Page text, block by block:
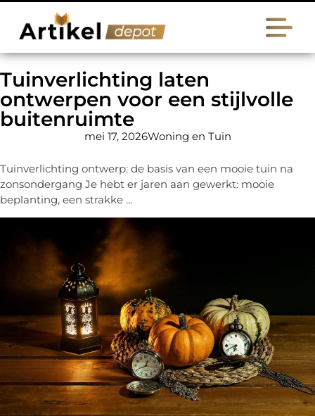
Tuinverlichting laten
ontwerpen voor een stijlvolle
buitenruimte
mei 17, 2026Woning en Tuin
Tuinverlichting ontwerp: de basis van een mooie tuin na
zonsondergang Je hebt er jaren aan gewerkt: mooie
beplanting, een strakke ...